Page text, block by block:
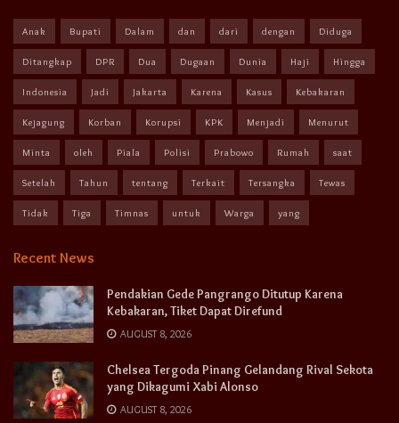
Anak Bupati Dalam dan dari dengan Diduga
Ditangkap DPR Dua Dugaan Dunia Haji Hingga
Indonesia Jadi Jakarta Karena Kasus Kebakaran
Kejagung Korban Korupsi KPK Menjadi Menurut
Minta oleh Piala Polisi Prabowo Rumah saat
Setelah Tahun tentang Terkait Tersangka Tewas
Tidak Tiga Timnas untuk Warga yang
Recent News
Pendakian Gede Pangrango Ditutup Karena
Kebakaran, Tiket Dapat Direfund
AUGUST 8, 2026
Chelsea Tergoda Pinang Gelandang Rival Sekota
yang Dikagumi Xabi Alonso
AUGUST 8, 2026